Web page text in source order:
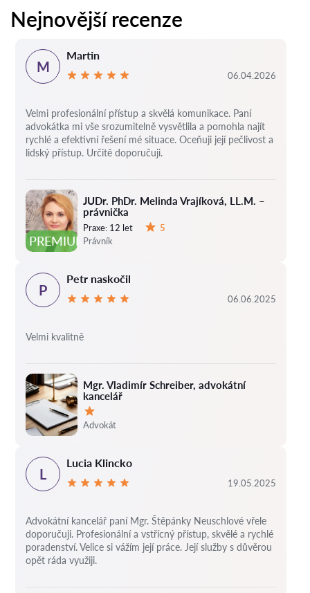
Nejnovější recenze
PREMIUM
JUDr. PhDr. Melinda Vrajíková, LL.M. –
právnička
Praxe: 12 let
5
Právník
M
Martin
06.04.2026
Velmi profesionální přístup a skvělá komunikace. Paní
advokátka mi vše srozumitelně vysvětlila a pomohla najít
rychlé a efektivní řešení mé situace. Oceňuji její pečlivost a
lidský přístup. Určitě doporučuji.
Mgr. Vladimír Schreiber, advokátní
kancelář
Hodnocení:
Advokát
P
Petr naskočil
06.06.2025
Velmi kvalitně
L
Lucia Klincko
19.05.2025
Advokátní kancelář paní Mgr. Štěpánky Neuschlové vřele
doporučuji. Profesionální a vstřícný přístup, skvělé a rychlé
poradenství. Velice si vážím její práce. Její služby s důvěrou
opět ráda využiji.